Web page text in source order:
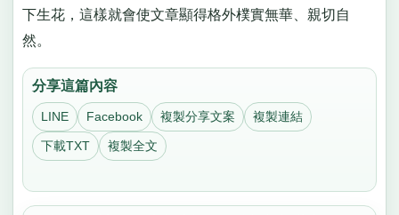
下生花，這樣就會使文章顯得格外樸實無華、親切自
然。
分享這篇內容
LINE Facebook 複製分享文案 複製連結
下載TXT 複製全文